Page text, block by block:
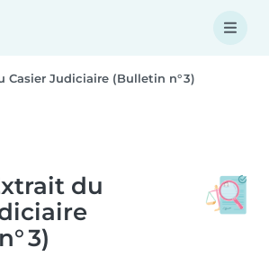
Casier Judiciaire (Bulletin n° 3)
du
3)